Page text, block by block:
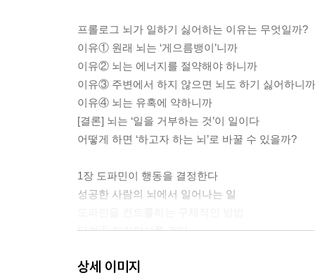
프롤로그 뇌가 일하기 싫어하는 이유는 무엇일까?
이유① 원래 뇌는 ‘게으름뱅이’니까
이유② 뇌는 에너지를 절약해야 하니까
이유③ 주변에서 하지 않으면 뇌도 하기 싫어하니까
이유④ 뇌는 유혹에 약하니까
[결론] 뇌는 ‘일을 거부하는 것’이 일이다
어떻게 하면 ‘하고자 하는 뇌’로 바꿀 수 있을까?
1장 도파민이 행동을 결정한다
성공한 사람의 뇌에서 일어나는 일
단계① 자기암시를 건다
단계③ 도파민을 분비시킨다
상세 이미지